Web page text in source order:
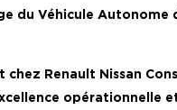
du Véhicule
chez Renault Nissan
opérationnelle